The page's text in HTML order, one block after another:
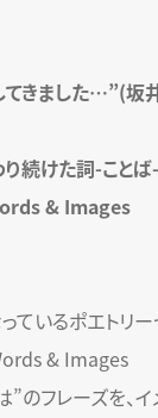
てきました…”(坂
続けた詞-ことば-
& Images
ているポエトリー
& Images
のフレーズを、イ